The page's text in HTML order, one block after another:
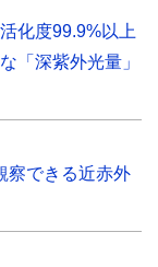
化度99.9%以上
「深紫外光量」
察できる近赤外